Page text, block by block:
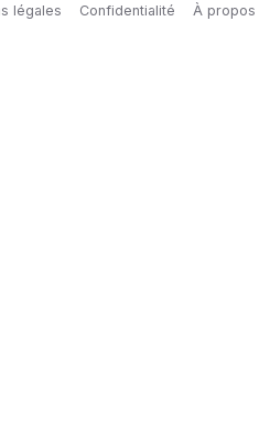
légales Confidentialité À propos